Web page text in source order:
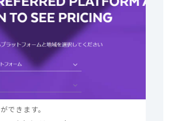
できます。